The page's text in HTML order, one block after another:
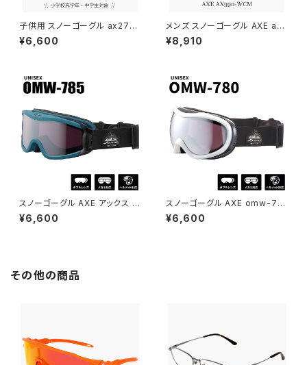
子供用 スノーゴーグル ax270-
fm-mbk [ 小学生高学年・中学
生 小顔の女性 対象 ] フェイス
Sサイズ 曇り止め10才 11才 12
才 13才 14才 15才 11歳 12歳 1
眼鏡 メガネ 着用可能
¥6,600
メンズ スノーゴーグル AXE ax
990-wcm-nb COCK PIT ア
ックス コックピット 撥水 曇り止
ボー スノー [ ヘルメット 対応 ] [
眼鏡 メガネ 着用可能 ]
¥8,910
スノーゴーグル AXE アックス o
mw-785-mgr 曇り止め 加工
ダブルレンズ ミラーレンズ メン
¥6,600
スノーゴーグル AXE omw-78
0 WT アックス スノー ゴーグル
omw 780 メンズ レディース
¥6,600
その他の商品